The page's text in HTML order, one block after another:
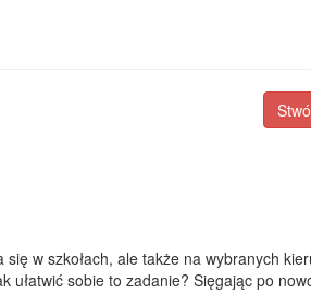
w szkołach, ale także na wybranych
ułatwić sobie to zadanie? Sięgając po